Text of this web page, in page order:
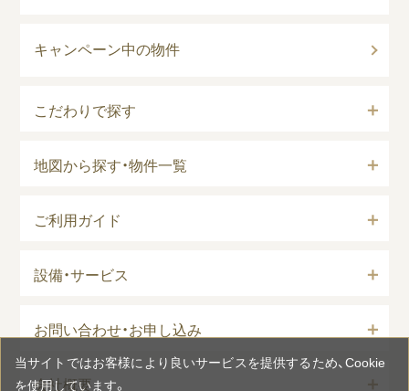
キャンペーン中の物件
こだわりで探す
地図から探す・物件一覧
ご利用ガイド
設備・サービス
お問い合わせ・お申し込み
会社概要
当サイトではお客様により良いサービスを提供するため、Cookie
を使用しています。